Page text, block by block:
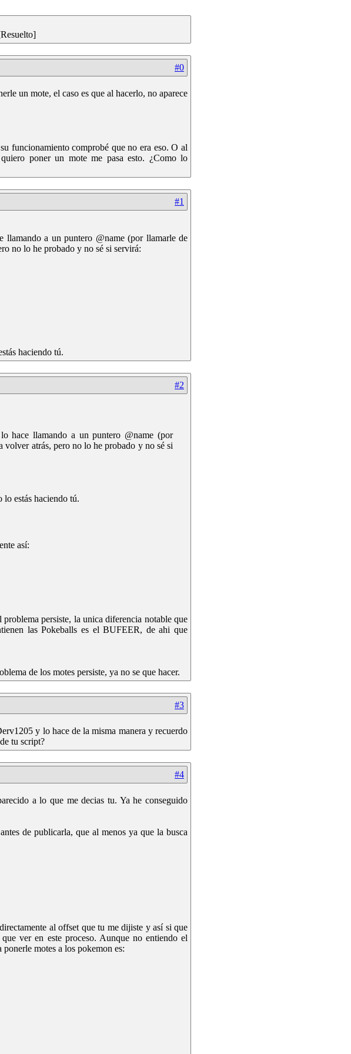
#0
un mote, el caso es que al hacerlo, no aparece
funcionamiento comprobé que no era eso. O al
poner un mote me pasa esto. ¿Como lo
#1
llamando a un puntero @name (por llamarle de
no lo he probado y no sé si servirá:
haciendo tú.
#2
hace llamando a un puntero @name (por
atrás, pero no lo he probado y no sé si
lo estás haciendo tú.
así:
persiste, la unica diferencia notable que
las Pokeballs es el BUFEER, de ahi que
de los motes persiste, ya no se que hacer.
#3
y lo hace de la misma manera y recuerdo
tu script?
#4
a lo que me decias tu. Ya he conseguido
de publicarla, que al menos ya que la busca
al offset que tu me dijiste y así si que
ver en este proceso. Aunque no entiendo el
motes a los pokemon es: